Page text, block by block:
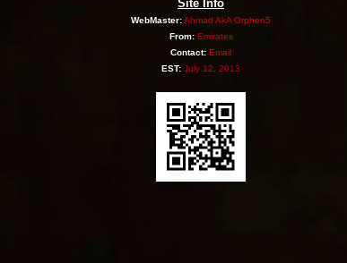
Site Info
WebMaster:Ahmad AkA Orphen5
From: Emirates
Contact: Email
EST: July 12, 2013